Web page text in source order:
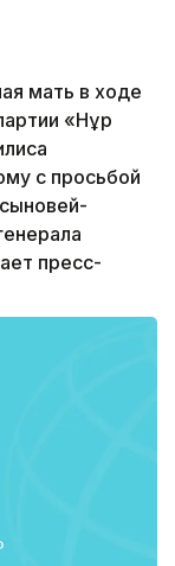
мать в ходе
«Нұр
c просьбой
пресс-